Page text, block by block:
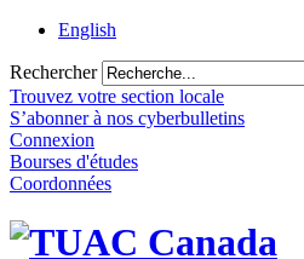
English
Rechercher
Trouvez votre section locale
S’abonner à nos cyberbulletins
Connexion
Bourses d'études
Coordonnées